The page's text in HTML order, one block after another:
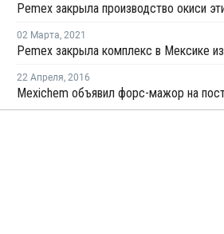
02 Марта, 2021
22 Апреля, 2016